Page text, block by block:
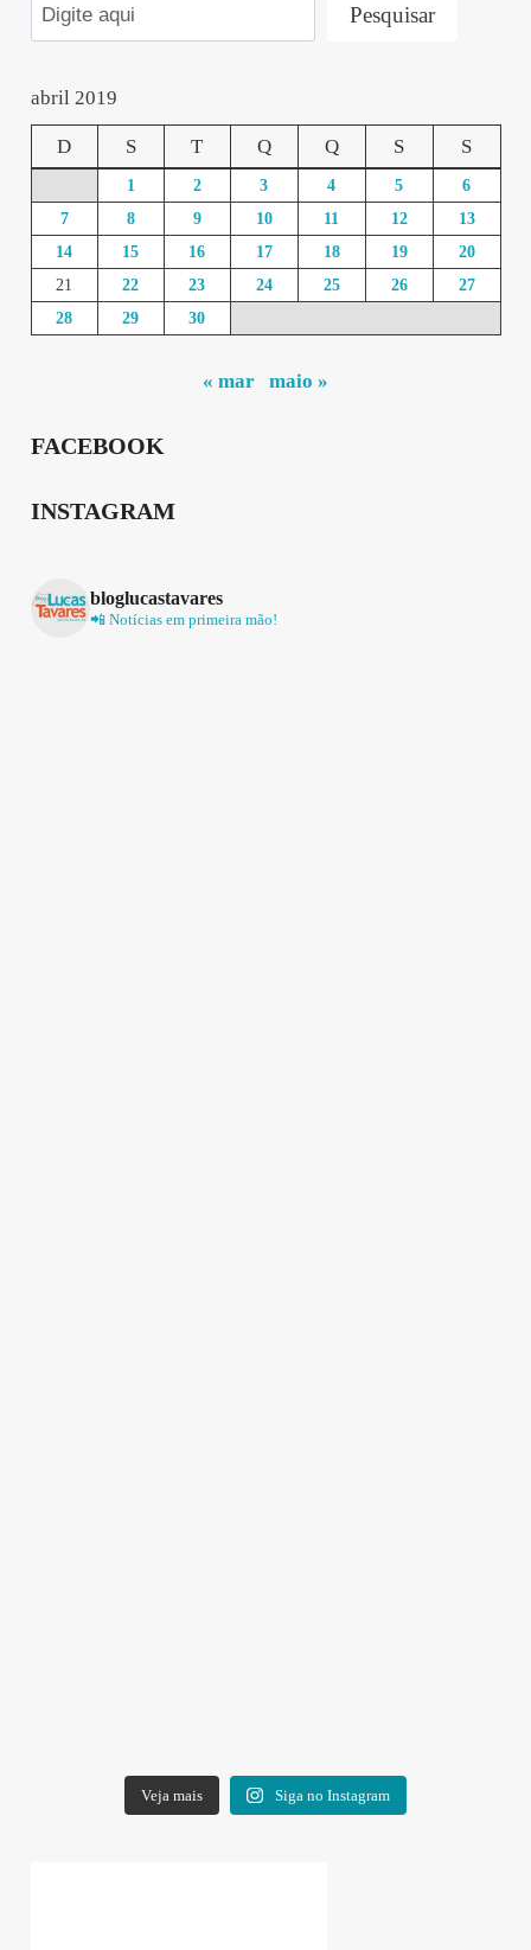
Pesquisar
abril 2019
D S T Q Q S S
1 2 3 4 5
6
7
8 9 10 11 12
13
14
15 16 17 18 19
20
21
22 23 24 25 26
27
28
29 30
« mar maio »
FACEBOOK
INSTAGRAM
bloglucastavares
📲 Notícias em primeira mão!
Veja mais Siga no Instagram